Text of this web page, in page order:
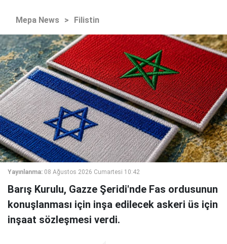
Mepa News > Filistin
Yayınlanma: 08 Ağustos 2026 Cumartesi 10:42
Barış Kurulu, Gazze Şeridi'nde Fas ordusunun
konuşlanması için inşa edilecek askeri üs için
inşaat sözleşmesi verdi.